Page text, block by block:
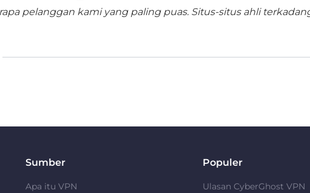
pelanggan kami yang paling puas. Situs-situs ahli
Sumber
Apa itu VPN
Populer
Ulasan CyberGhost VPN